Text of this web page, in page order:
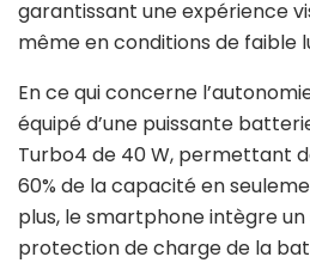
garantissant une expérience
même en conditions de faible
En ce qui concerne
équipé d’une puissante
Turbo4 de 40 W, permettant
60% de la capacité en
plus, le smartphone intègre
protection de charge de la